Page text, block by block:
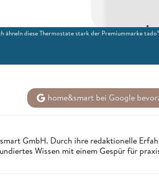
ähneln diese Thermostate stark der Premiummarke tado°
home&smart bei Google
GmbH. Durch ihre redaktionelle
Wissen mit einem Gespür für